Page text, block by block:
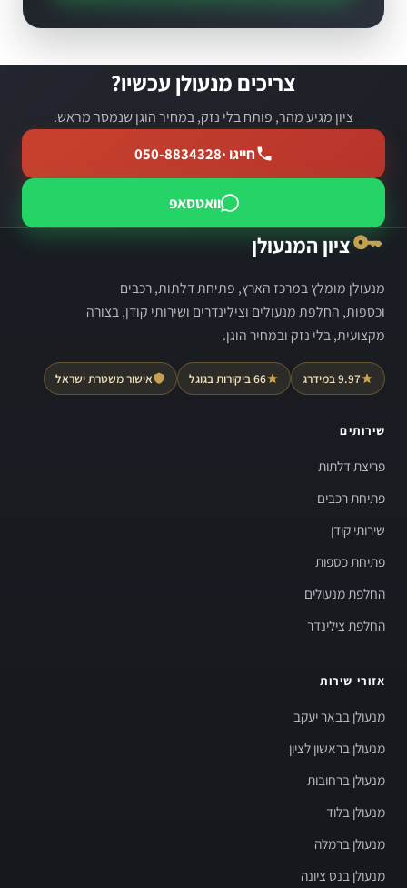
צריכים מנעולן עכשיו?
ציון מגיע מהר, פותח בלי נזק, במחיר הוגן שנמסר מראש.
חייגו ·050-8834328
וואטסאפ
ציון המנעולן
מנעולן מומלץ במרכז הארץ, פתיחת דלתות, רכבים
וכספות, החלפת מנעולים וצילינדרים ושירותי קודן, בצורה
מקצועית, בלי נזק ובמחיר הוגן.
9.97 במידרג 66 ביקורות בגוגל אישור משטרת ישראל
שירותים
פריצת דלתות
פתיחת רכבים
שירותי קודן
פתיחת כספות
החלפת מנעולים
החלפת צילינדר
אזורי שירות
מנעולן בבאר יעקב
מנעולן בראשון לציון
מנעולן ברחובות
מנעולן בלוד
מנעולן ברמלה
מנעולן בנס ציונה